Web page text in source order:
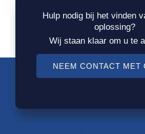
Hulp nodig bij het vinden
oplossing?
Wij staan klaar om u te
NEEM CONTACT MET